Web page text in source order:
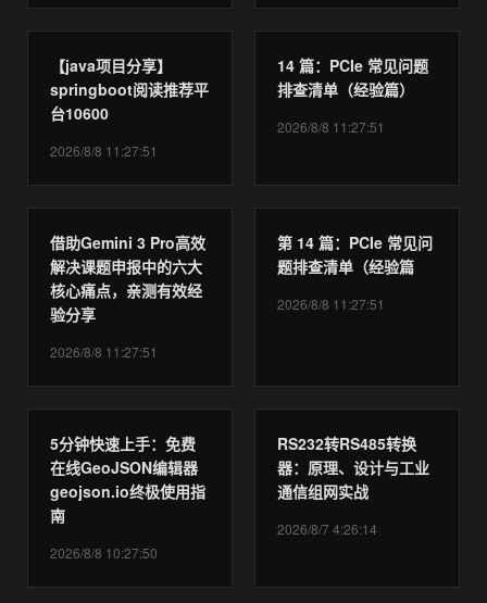
【java项目分享】
springboot阅读推荐平
台10600
2026/8/8 11:27:51
14 篇：PCIe 常见问题
排查清单（经验篇）
2026/8/8 11:27:51
借助Gemini 3 Pro高效
解决课题申报中的六大
核心痛点，亲测有效经
验分享
2026/8/8 11:27:51
第 14 篇：PCIe 常见问
题排查清单（经验篇
2026/8/8 11:27:51
5分钟快速上手：免费
在线GeoJSON编辑器
geojson.io终极使用指
南
2026/8/8 10:27:50
RS232转RS485转换
器：原理、设计与工业
通信组网实战
2026/8/7 4:26:14